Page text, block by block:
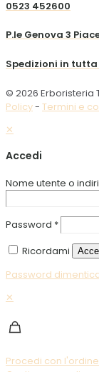
0523 452600
P.le Genova 3
Spedizioni in
© 2026 Erboristeria
Policy- Termini e
✕
Accedi
Nome utente o
Password *
Ricordami
Password
✕
Procedi con l'ordine